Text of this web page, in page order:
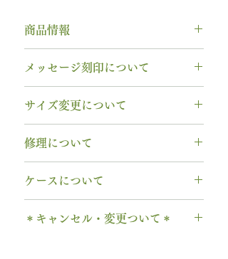
商品情報
ルド）
幅 ： 3.0mm
納期： 6週間〜7週間
メッセージ刻印について
フォント：ブロック体
以下の組み合わせが可能です。
A～Z 英字 大文字のみ（※小文
字は不可です）
0～9 数字
. ドット
サイズ変更について
ません 。
お届け日より3週間以内であれば、
1回に限り無料にて新品交換いたし
ます。
修理について
て】
り替え対応になります。
ケースについて
料の装飾ケースのいずれかを選択
＊キャンセル・変更ついて＊